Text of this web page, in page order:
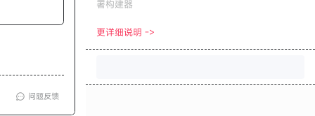
问题反馈
署构建器
更详细说明 ->